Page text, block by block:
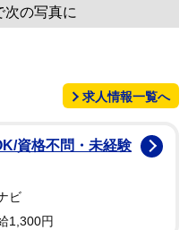
次の写真に
求人情報一覧へ
資格不問・未経験
ビ
1,300円